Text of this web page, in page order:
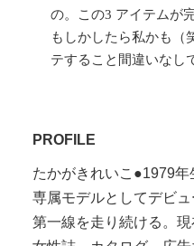
の。この3 アイテムが
もしかしたら私かも（
テすること間違いなし
PROFILE
たかがきれいこ●1979
専属モデルとしてデビ
第一線を走り続ける。